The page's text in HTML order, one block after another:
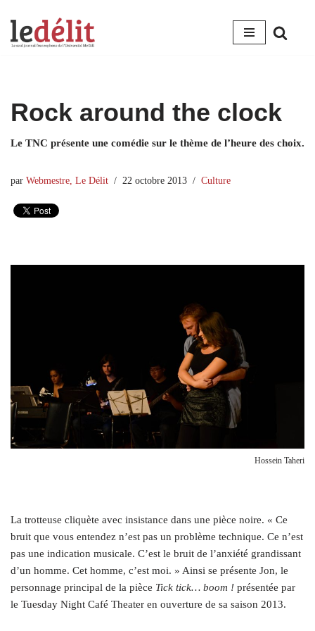
Aller
Rock around the clock
Le TNC présente une comédie sur le thème de l’heure des choix.
par Webmestre, Le Délit 22 octobre 2013 Culture
Hossein Taheri
La trotteuse cliquète avec insistance dans une pièce noire. « Ce
bruit que vous entendez n’est pas un problème technique. Ce n’est
pas une indication musicale. C’est le bruit de l’anxiété grandissant
d’un homme. Cet homme, c’est moi. » Ainsi se présente Jon, le
personnage principal de la pièce Tick tick… boom ! présentée par
le Tuesday Night Café Theater en ouverture de sa saison 2013.